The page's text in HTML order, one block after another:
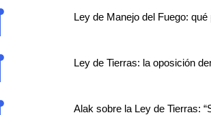
Ley de Manejo del Fuego:
Ley de Tierras: la oposición
Alak sobre la Ley de Tierras: